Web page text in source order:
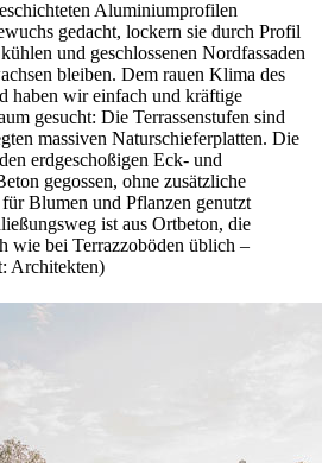
Aluminiumprofilen
gedacht, lockern sie durch Profil
und geschlossenen Nordfassaden
bleiben. Dem rauen Klima des
haben wir einfach und kräftige
gesucht: Die Terrassenstufen sind
massiven Naturschieferplatten. Die
erdgeschoßigen Eck- und
gegossen, ohne zusätzliche
Blumen und Pflanzen genutzt
ist aus Ortbeton, die
wie bei Terrazzoböden üblich –
Architekten)